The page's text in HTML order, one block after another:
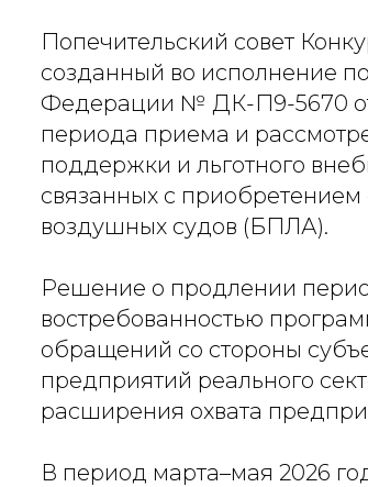
Попечительский совет
созданный во исполнение
Федерации № ДК-П9-5670 от
периода приема и
поддержки и льготного
связанных с приобретением
воздушных судов (БПЛА).
Решение о продлении
востребованностью
обращений со стороны
предприятий реального
расширения охвата
В период марта–мая 2026